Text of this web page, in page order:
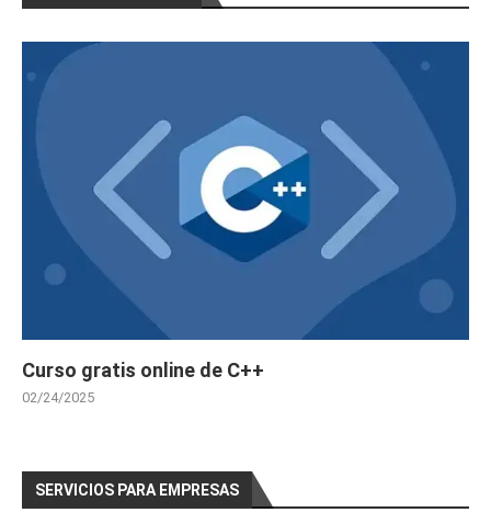
Curso gratis online de C++
02/24/2025
SERVICIOS PARA EMPRESAS